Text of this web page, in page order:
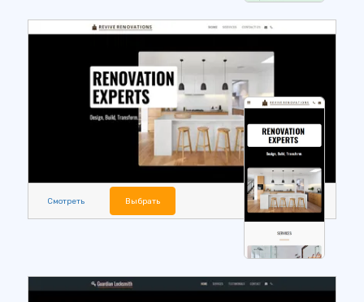
Смотреть Выбрать